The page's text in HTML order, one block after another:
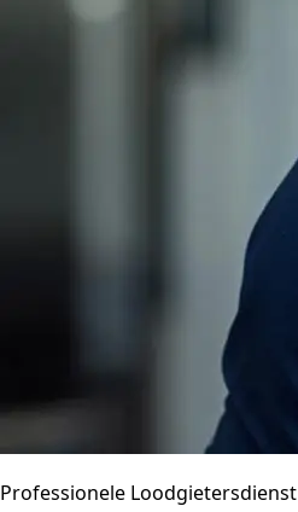
Professionele Loodgietersdienst